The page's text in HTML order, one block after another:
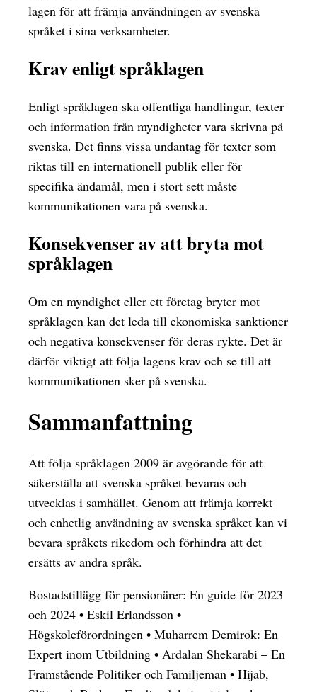
lagen för att främja användningen av svenska
språket i sina verksamheter.
Krav enligt språklagen
Enligt språklagen ska offentliga handlingar, texter
och information från myndigheter vara skrivna på
svenska. Det finns vissa undantag för texter som
riktas till en internationell publik eller för
specifika ändamål, men i stort sett måste
kommunikationen vara på svenska.
Konsekvenser av att bryta mot
språklagen
Om en myndighet eller ett företag bryter mot
språklagen kan det leda till ekonomiska sanktioner
och negativa konsekvenser för deras rykte. Det är
därför viktigt att följa lagens krav och se till att
kommunikationen sker på svenska.
Sammanfattning
Att följa språklagen 2009 är avgörande för att
säkerställa att svenska språket bevaras och
utvecklas i samhället. Genom att främja korrekt
och enhetlig användning av svenska språket kan vi
bevara språkets rikedom och förhindra att det
ersätts av andra språk.
Bostadstillägg för pensionärer: En guide för 2023
och 2024 • Eskil Erlandsson •
Högskoleförordningen • Muharrem Demirok: En
Expert inom Utbildning • Ardalan Shekarabi – En
Framstående Politiker och Familjeman • Hijab,